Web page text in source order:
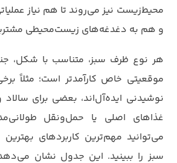
محیط‌زیست نیز می‌روند تا هم نیاز
و هم به دغدغه‌های زیست‌محیطی
هر نوع ظرف سبز، متناسب با شکل،
موقعیتی خاص کارآمدتر است؛ مثلاً
نوشیدنی ایده‌آل‌اند، بعضی برای
غذاهای اصلی یا حمل‌ونقل
می‌توانید مهم‌ترین کاربردهای
سبز را ببینید. این جدول نشان